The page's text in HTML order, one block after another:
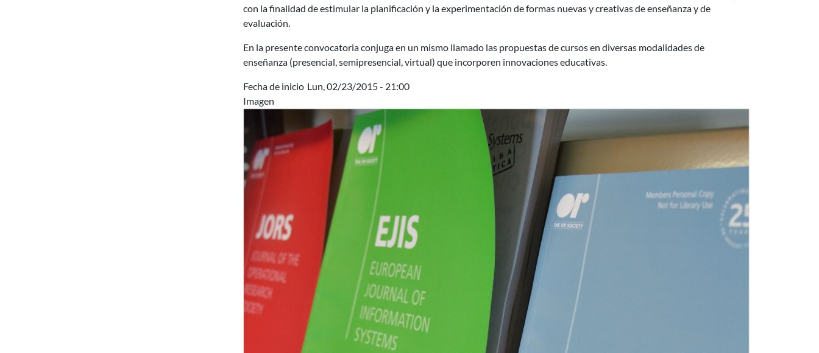
con la finalidad de estimular la planificación y la experimentación de formas nuevas y creativas de enseñanza y de
evaluación.
En la presente convocatoria conjuga en un mismo llamado las propuestas de cursos en diversas modalidades de
enseñanza (presencial, semipresencial, virtual) que incorporen innovaciones educativas.
Fecha de inicio Lun, 02/23/2015 - 21:00
Imagen